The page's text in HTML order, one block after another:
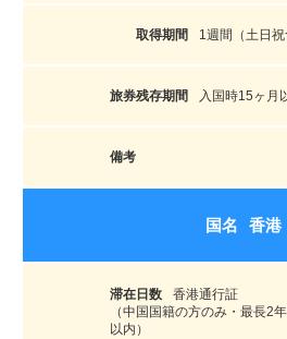
1週間（土日祝
入国時15ヶ月
香港
香港通行証
（中国国籍の方のみ・最長2
以内）